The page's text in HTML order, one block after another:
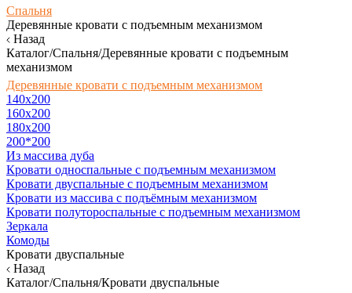
Спальня
Деревянные кровати с подъемным механизмом
Назад
Каталог/Спальня/Деревянные кровати с подъемным
механизмом
Деревянные кровати с подъемным механизмом
140x200
160х200
180х200
200*200
Из массива дуба
Кровати односпальные с подъемным механизмом
Кровати двуспальные с подъемным механизмом
Кровати из массива с подъёмным механизмом
Кровати полутороспальные с подъемным механизмом
Зеркала
Комоды
Кровати двуспальные
Назад
Каталог/Спальня/Кровати двуспальные